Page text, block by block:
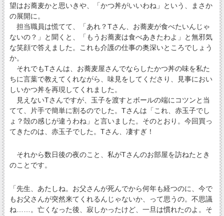
望はお蕎麦かと思いきや、「かつ丼がいいわね」という、まさか
の展開に。
担当職員は慌てて、「あれ？Tさん、お蕎麦が食べたいんじゃ
ないの？」と聞くと、「もうお蕎麦は食べあきたわよ」と無邪気
な笑顔で答えました。これも介護の仕事の奥深いところでしょう
か。
それでもTさんは、お蕎麦屋さんでならしたかつ丼の味を私た
ちに言葉で教えてくれながら、味見をしてくださり、見事におい
しいかつ丼を再現してくれました。
見えないTさんですが、玉子を渡すとボールの端にコツンと当
てて、片手で簡単に割るのでした。Tさんは「これ、赤玉子でし
ょ？殻の感じが違うわね」と言いました。そのとおり。今回買っ
てきたのは、赤玉子でした。Tさん、凄すぎ！
それから数日後の夜のこと、私がTさんのお部屋を訪ねたとき
のことです。
「先生、あたしね。お父さんが死んでから何年も経つのに、今で
もお父さんが突然来てくれるんじゃないか、って思うの。不思議
ね……。亡くなった後、寂しかったけど、一旦は慣れたのよ。そ